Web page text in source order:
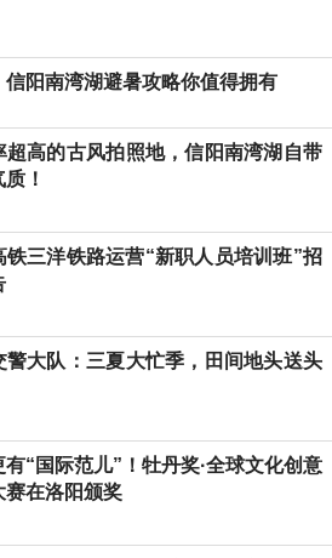
阳南湾湖避暑攻略你值得拥有
超高的古风拍照地，信阳南湾湖自带
！
铁三洋铁路运营“新职人员培训班”招
警大队：三夏大忙季，田间地头送头
有“国际范儿”！牡丹奖·全球文化创意
赛在洛阳颁奖